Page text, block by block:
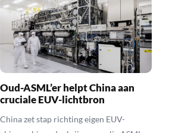
Oud-ASML’er helpt China aan
cruciale EUV-lichtbron
China zet stap richting eigen EUV-